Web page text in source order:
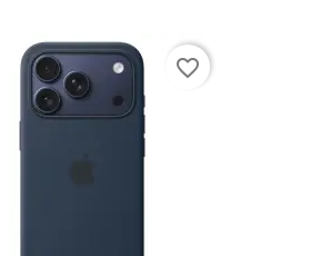
favorite_border